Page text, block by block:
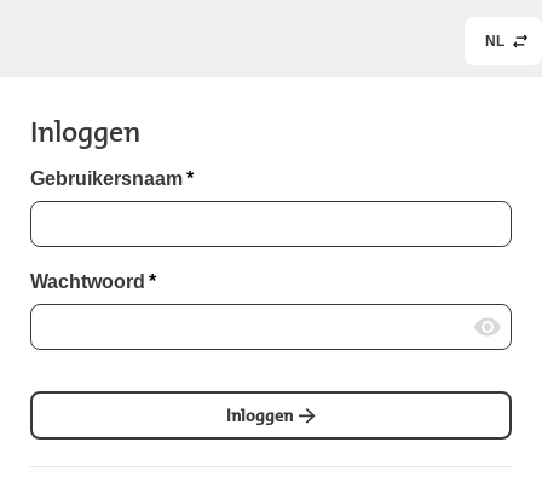
NL
Inloggen
Gebruikersnaam*
Wachtwoord *
Inloggen